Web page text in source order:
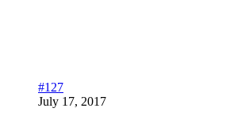
#127
July 17, 2017